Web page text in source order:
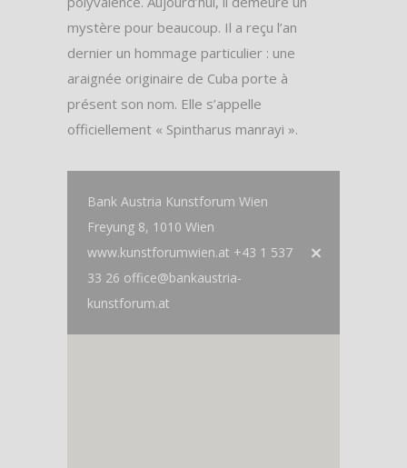
mystère pour beaucoup. Il a reçu l’an
dernier un hommage particulier : une
araignée originaire de Cuba porte à
présent son nom. Elle s’appelle
officiellement « Spintharus manrayi ».
Bank Austria Kunstforum Wien
Freyung 8, 1010 Wien
www.kunstforumwien.at +43 1 537
33 26 office@bankaustria-
kunstforum.at